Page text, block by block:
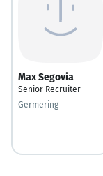
Max Segovia
Senior Recruiter
Germering